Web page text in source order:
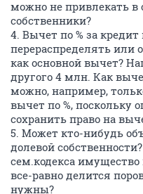
можно не привлекать в
собственники?
4. Вычет по % за
перераспределять или
как основной вычет?
другого 4 млн. Как
можно, например,
вычет по %, поскольку
сохранить право на
5. Может кто-нибудь
долевой
сем.кодекса имущество
все-равно делится
нужны?